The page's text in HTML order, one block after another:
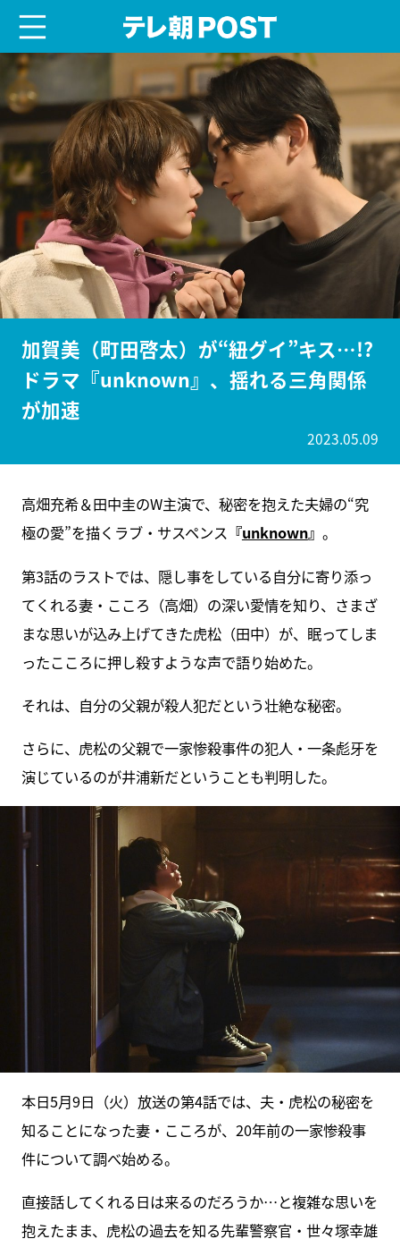
加賀美（町田啓太）が“紐グイ”キス…!?
ドラマ『unknown』、揺れる三角関係
が加速
2023.05.09
高畑充希＆田中圭のW主演で、秘密を抱えた夫婦の“究
極の愛”を描くラブ・サスペンス 『unknown』 。
第3話のラストでは、隠し事をしている自分に寄り添っ
てくれる妻・こころ（高畑）の深い愛情を知り、さまざ
まな思いが込み上げてきた虎松（田中）が、眠ってしま
ったこころに押し殺すような声で語り始めた。
それは、自分の父親が殺人犯だという壮絶な秘密。
さらに、虎松の父親で一家惨殺事件の犯人・一条彪牙を
演じているのが井浦新だということも判明した。
本日5月9日（火）放送の第4話では、夫・虎松の秘密を
知ることになった妻・こころが、20年前の一家惨殺事
件について調べ始める。
直接話してくれる日は来るのだろうか…と複雑な思いを
抱えたまま、虎松の過去を知る先輩警察官・世々塚幸雄